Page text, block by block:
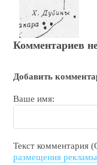
Комментариев
Добавить
Ваше имя:
Текст комментария
размещения